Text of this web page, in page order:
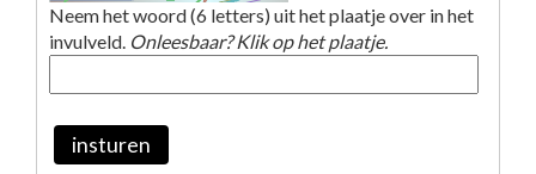
Neem het woord (6 letters) uit het plaatje over in het
invulveld. Onleesbaar? Klik op het plaatje.
insturen